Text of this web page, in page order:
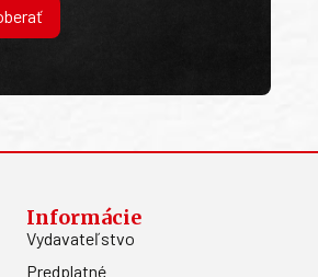
Informácie
Vydavateľstvo
Predplatné